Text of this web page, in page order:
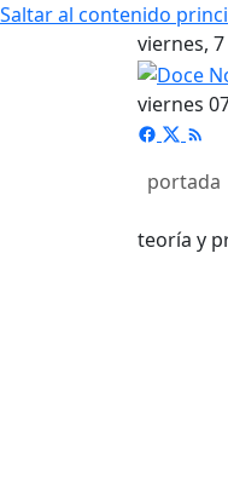
Saltar al contenido
viernes,
viernes
portada
teoría y